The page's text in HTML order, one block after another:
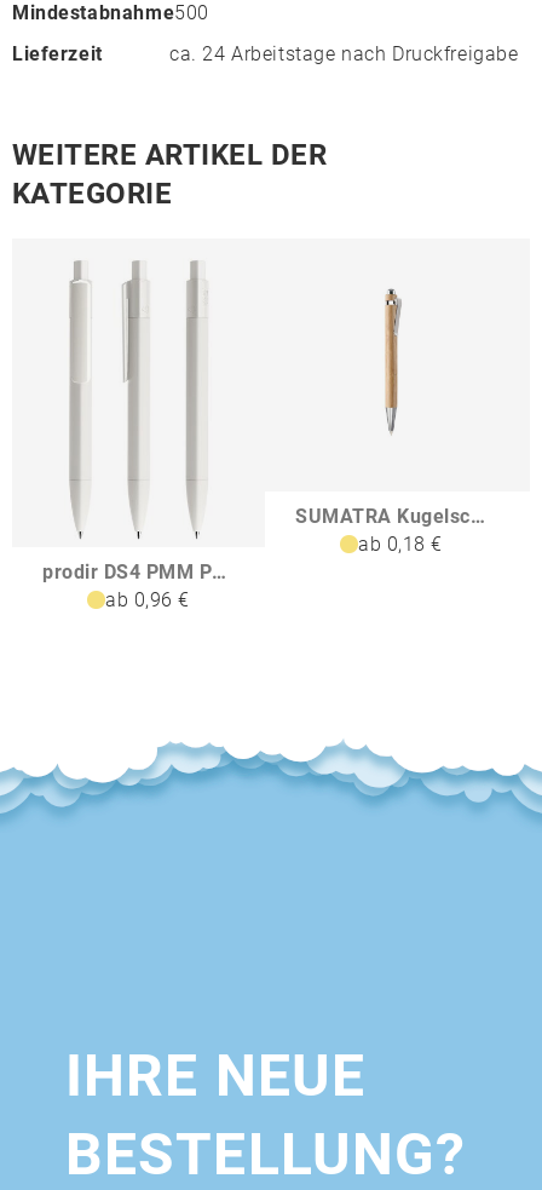
Mindestabnahme500
Lieferzeit
ca. 24 Arbeitstage nach Druckfreigabe
WEITERE ARTIKEL DER
KATEGORIE
prodir DS4 PMM Push Kugelschreiber
ab 0,96 €
SUMATRA Kugelschreiber aus Bambus
ab 0,18 €
IHRE NEUE
BESTELLUNG?